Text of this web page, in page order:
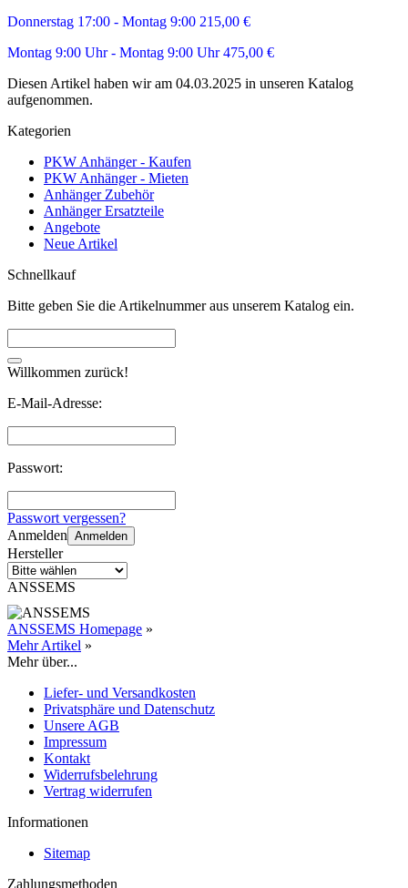
Donnerstag 17:00 - Montag 9:00 215,00 €
Montag 9:00 Uhr - Montag 9:00 Uhr 475,00 €
Diesen Artikel haben wir am 04.03.2025 in unseren Katalog
aufgenommen.
Kategorien
PKW Anhänger - Kaufen
PKW Anhänger - Mieten
Anhänger Zubehör
Anhänger Ersatzteile
Angebote
Neue Artikel
Schnellkauf
Bitte geben Sie die Artikelnummer aus unserem Katalog ein.
Willkommen zurück!
E-Mail-Adresse:
Passwort:
Passwort vergessen?
Anmelden Anmelden
Hersteller
ANSSEMS
ANSSEMS Homepage »
Mehr Artikel »
Mehr über...
Liefer- und Versandkosten
Privatsphäre und Datenschutz
Unsere AGB
Impressum
Kontakt
Widerrufsbelehrung
Vertrag widerrufen
Informationen
Sitemap
Zahlungsmethoden